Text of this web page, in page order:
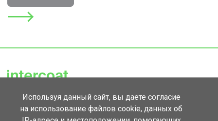
143420, Московская обл., Красногорск,
д. Михалково, корп. 1Б.
+7 930 035-46-77
Используя данный сайт, вы даете согласие
на использование файлов cookie, данных об